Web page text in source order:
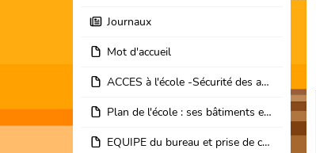
Journaux
Mot d'accueil
ACCES à l'école -Sécurité des abords et rue scolaire Loossens
Plan de l'école : ses bâtiments et ses espaces
EQUIPE du bureau et prise de contacts enseignants